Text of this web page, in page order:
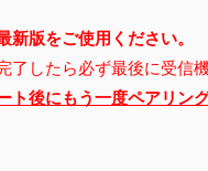
新版をご使用ください。
したら必ず最後に受信
ト後にもう一度ペアリン